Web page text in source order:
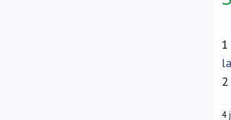
1
2
4